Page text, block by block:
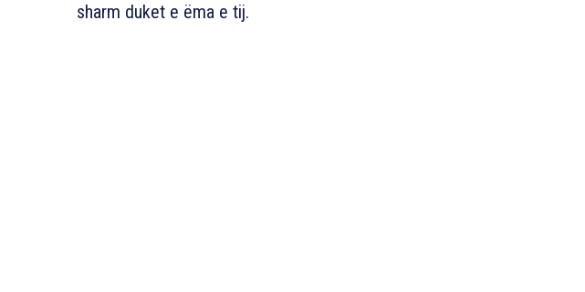
sharm duket e ëma e tij.